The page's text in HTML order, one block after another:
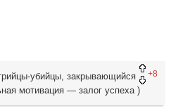
+8
убийцы, закрывающийся
мотивация — залог успеха )